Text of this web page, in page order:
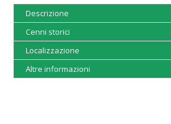
Descrizione
Cenni storici
Localizzazione
Altre informazioni